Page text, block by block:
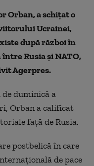
Orban, a schiţat o
Ucrainei,
după război în
Rusia şi NATO,
Agerpres.
duminică a
Orban a calificat
faţă de Rusia.
postbelică în care
de pace